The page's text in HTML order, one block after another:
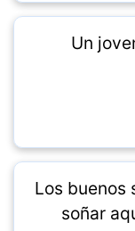
Un
Los buenos
soñar